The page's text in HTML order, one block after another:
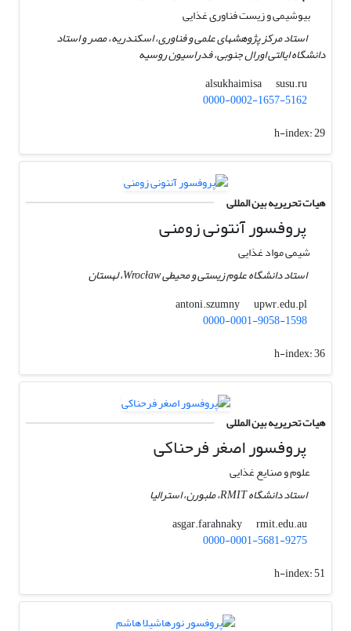
بیوشیمی و زیست فناوری غذایی
استاد مرکز پژوهشهای علمی و فناوری، اسکندریه، مصر و استاد
دانشگاه ایالتی اورال جنوبی، فدراسیون روسیه
alsukhaimisa
susu.ru
0000-0002-1657-5162
h-index:29
هیات تحریریه بین المللی
پروفسور آنتونی زومنی
شیمی مواد غذایی
استاد دانشگاه علوم زیستی و محیطی Wrocław، لهستان
antoni.szumny
upwr.edu.pl
0000-0001-9058-1598
h-index:36
هیات تحریریه بین المللی
پروفسور اصغر فرحناکی
علوم و صنایع غذایی
استاد دانشگاه RMIT، ملبورن، استرالیا
asgar.farahnaky
rmit.edu.au
0000-0001-5681-9275
h-index:51